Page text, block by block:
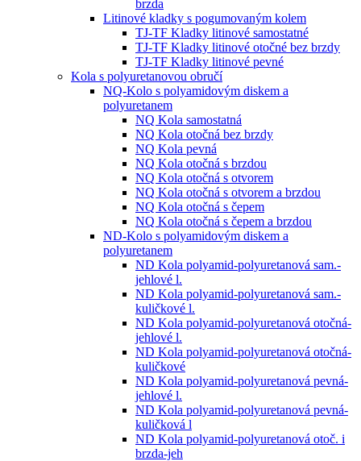
brzda
Litinové kladky s pogumovaným kolem
TJ-TF Kladky litinové samostatné
TJ-TF Kladky litinové otočné bez brzdy
TJ-TF Kladky litinové pevné
Kola s polyuretanovou obručí
NQ-Kolo s polyamidovým diskem a
polyuretanem
NQ Kola samostatná
NQ Kola otočná bez brzdy
NQ Kola pevná
NQ Kola otočná s brzdou
NQ Kola otočná s otvorem
NQ Kola otočná s otvorem a brzdou
NQ Kola otočná s čepem
NQ Kola otočná s čepem a brzdou
ND-Kolo s polyamidovým diskem a
polyuretanem
ND Kola polyamid-polyuretanová sam.-
jehlové l.
ND Kola polyamid-polyuretanová sam.-
kuličkové l.
ND Kola polyamid-polyuretanová otočná-
jehlové l.
ND Kola polyamid-polyuretanová otočná-
kuličkové
ND Kola polyamid-polyuretanová pevná-
jehlové l.
ND Kola polyamid-polyuretanová pevná-
kuličková l
ND Kola polyamid-polyuretanová otoč. i
brzda-jeh